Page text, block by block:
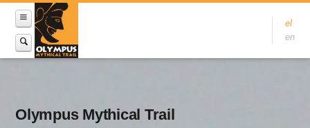
el
en
Olympus Mythical Trail